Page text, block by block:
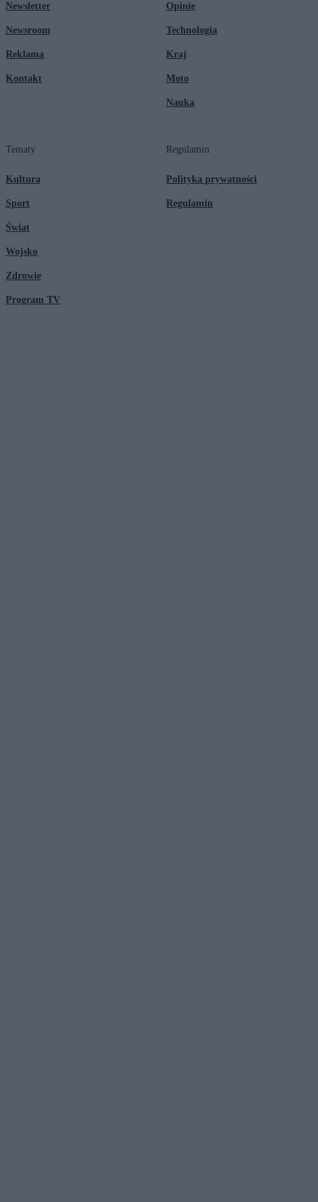
Newsletter
Newsroom
Reklama
Kontakt
Opinie
Technologia
Kraj
Moto
Nauka
Tematy
Kultura
Sport
Świat
Wojsko
Zdrowie
Program TV
Regulamin
Polityka prywatności
Regulamin